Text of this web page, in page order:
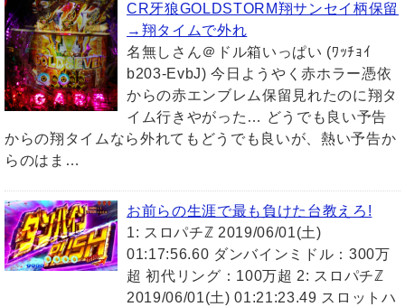
CR牙狼GOLDSTORM翔サンセイ柄保留
→翔タイムで外れ
名無しさん＠ドル箱いっぱい (ﾜｯﾁｮｲ
b203-EvbJ) 今日ようやく赤ホラー憑依
からの赤エンブレム保留見れたのに翔タ
イム行きやがった… どうでも良い予告
からの翔タイムなら外れてもどうでも良いが、熱い予告か
らのはま…
お前らの生涯で最も負けた台教えろ!
1: スロパチℤ 2019/06/01(土)
01:17:56.60 ダンバインミドル：300万
超 初代リング：100万超 2: スロパチℤ
2019/06/01(土) 01:21:23.49 スロットハ